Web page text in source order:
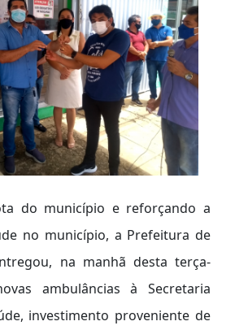
do município e reforçando a
no município, a Prefeitura de
na manhã desta terça-
ambulâncias à Secretaria
investimento proveniente de